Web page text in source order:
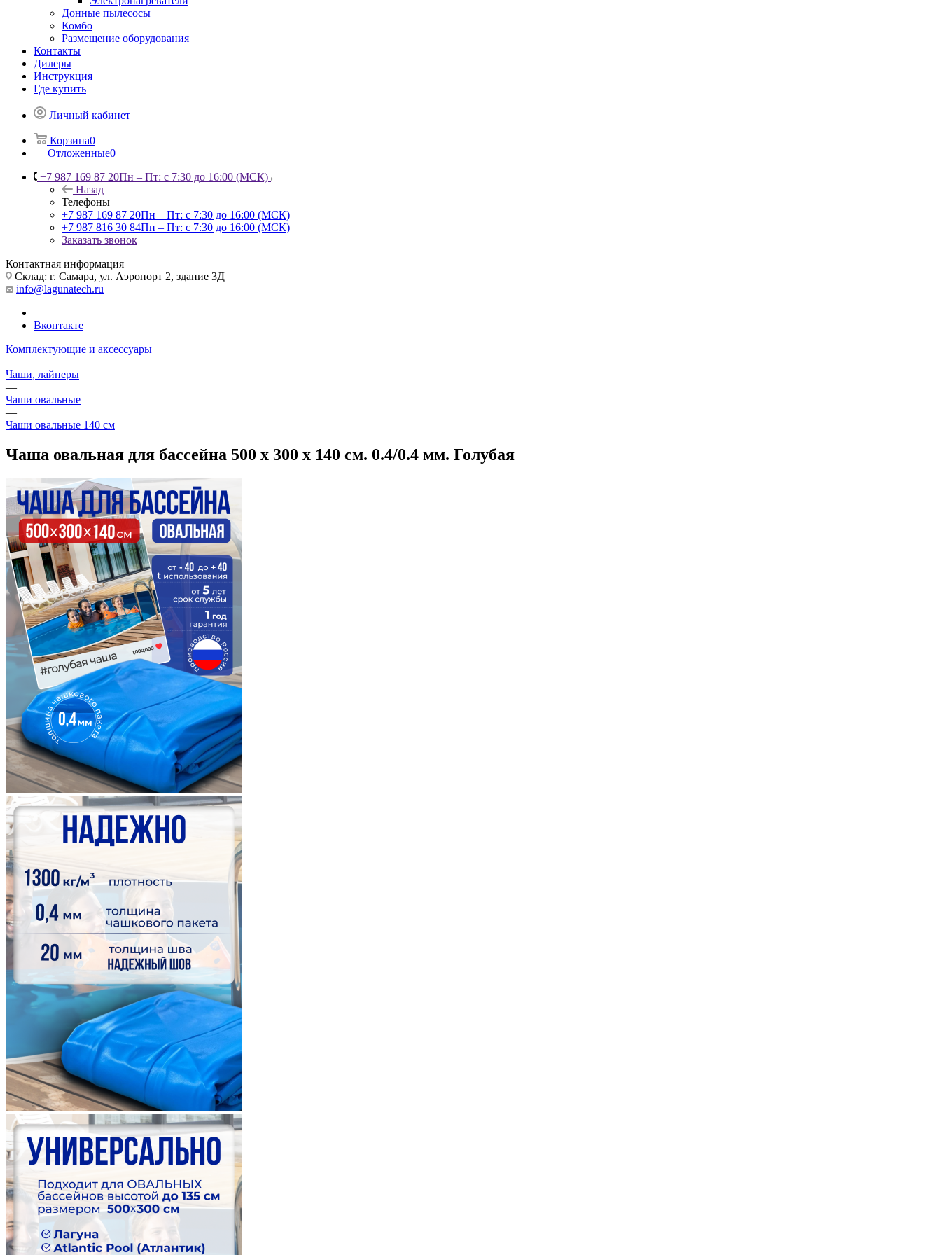
Донные пылесосы
Комбо
Размещение оборудования
Контакты
Дилеры
Инструкция
Где купить
Личный кабинет
Корзина0
Отложенные0
+7 987 169 87 20Пн – Пт: с 7:30 до 16:00 (МСК)
Назад
Телефоны
+7 987 169 87 20Пн – Пт: с 7:30 до 16:00 (МСК)
+7 987 816 30 84Пн – Пт: с 7:30 до 16:00 (МСК)
Заказать звонок
Контактная информация
Склад: г. Самара, ул. Аэропорт 2, здание 3Д
info@lagunatech.ru
Вконтакте
Комплектующие и аксессуары
—
Чаши, лайнеры
—
Чаши овальные
—
Чаши овальные 140 см
Чаша овальная для бассейна 500 х 300 х 140 см. 0.4/0.4 мм. Голубая